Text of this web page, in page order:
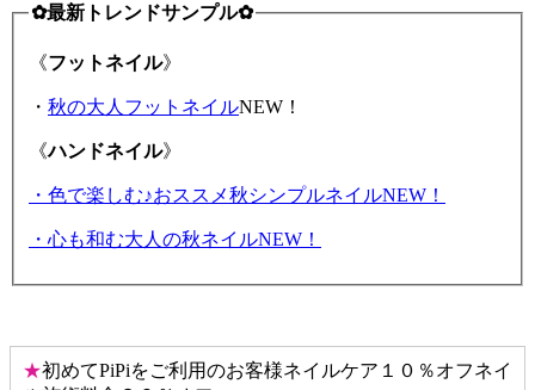
✿最新トレンドサンプル✿
《フットネイル》
・ 秋の大人フットネイルNEW！
《ハンドネイル》
・色で楽しむ♪おススメ秋シンプルネイルNEW！
・心も和む大人の秋ネイルNEW！
★初めてPiPiをご利用のお客様ネイルケア１０％オフネイ